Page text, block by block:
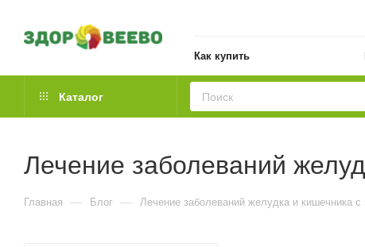
Как купить
Каталог
Лечение заболеваний
Главная — Блог — Лечение заболеваний желудка и кишечника